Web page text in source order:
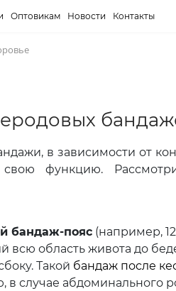
Оптовикам Новости Контакты
в зависимости от
функцию.
бандаж-пояс (например,
всю область живота до
Такой бандаж после
в случае абдоминального